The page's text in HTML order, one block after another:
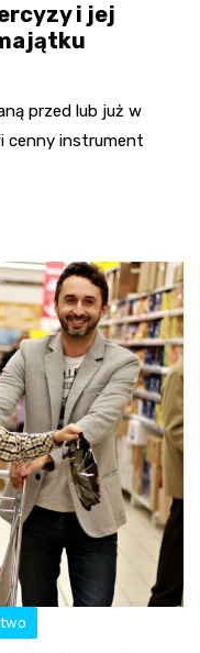
i jej
przed lub już w
cenny instrument